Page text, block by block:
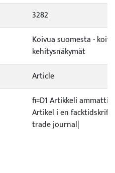
3282
Koivua suomesta -
kehitysnäkymät
Article
fi=D1 Artikkeli
Artikel i en
trade journal|